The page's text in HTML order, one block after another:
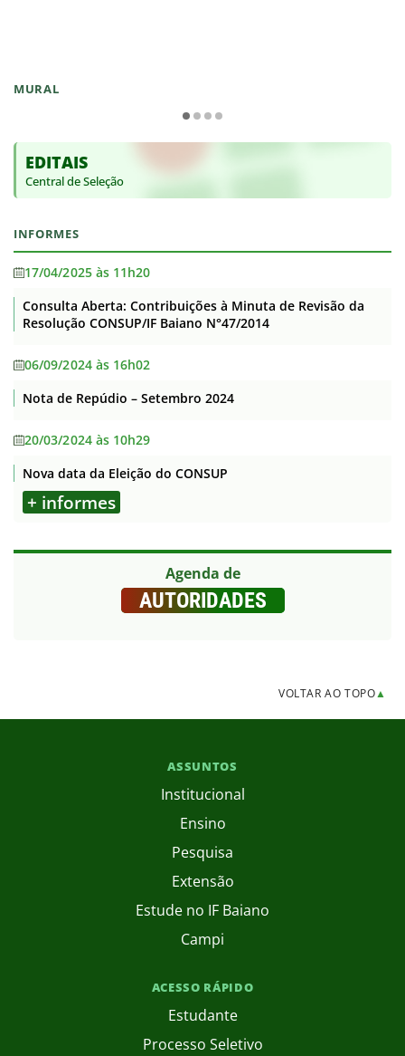
MURAL
EDITAIS
Central de Seleção
INFORMES
17/04/2025 às 11h20
Consulta Aberta: Contribuições à Minuta de Revisão da
Resolução CONSUP/IF Baiano N°47/2014
06/09/2024 às 16h02
Nota de Repúdio – Setembro 2024
20/03/2024 às 10h29
Nova data da Eleição do CONSUP
+ informes
Agenda de
AUTORIDADES
VOLTAR AO TOPO▲
ASSUNTOS
Institucional
Ensino
Pesquisa
Extensão
Estude no IF Baiano
Campi
ACESSO RÁPIDO
Estudante
Processo Seletivo